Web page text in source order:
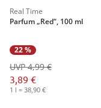
Real Time
Parfum „Red“, 100 ml
22 %
3,89 €
UVP 4,99 €
1 l = 38,90 €